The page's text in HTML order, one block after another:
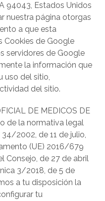
94043, Estados Unidos
nuestra página otorgas
a que esta
Cookies de Google
servidores de Google
la información que
uso del sitio,
del sitio.
DE MEDICOS DE
de la normativa legal
2002, de 11 de julio,
(UE) 2016/679
Consejo, de 27 de abril
3/2018, de 5 de
a tu disposición la
tu